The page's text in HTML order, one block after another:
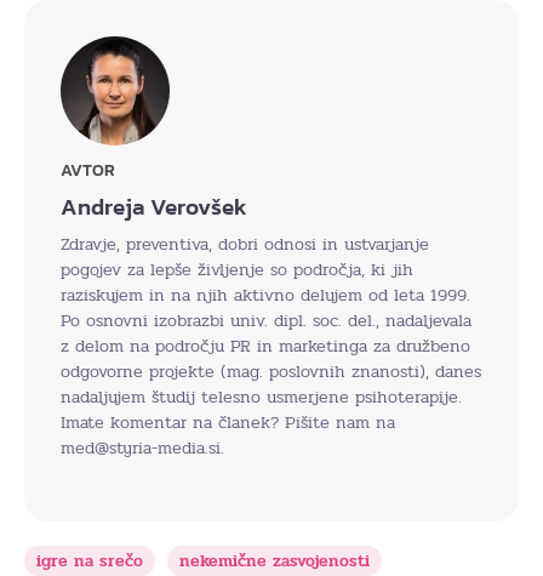
AVTOR
Andreja Verovšek
Zdravje, preventiva, dobri odnosi in ustvarjanje
pogojev za lepše življenje so področja, ki jih
raziskujem in na njih aktivno delujem od leta 1999.
Po osnovni izobrazbi univ. dipl. soc. del., nadaljevala
z delom na področju PR in marketinga za družbeno
odgovorne projekte (mag. poslovnih znanosti), danes
nadaljujem študij telesno usmerjene psihoterapije.
Imate komentar na članek? Pišite nam na
med@styria-media.si.
igre na srečo
nekemične zasvojenosti